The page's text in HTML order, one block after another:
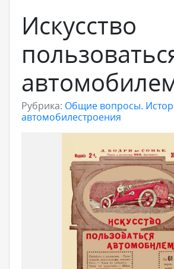
Искусство
Рубрика: Общие вопросы.
автомобилестроения